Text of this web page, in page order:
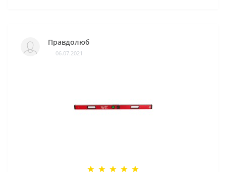
Правдолюб
06.07.2021